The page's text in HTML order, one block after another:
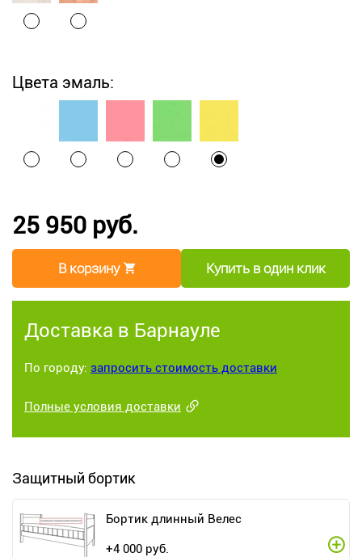
Цвета эмаль:
25 950 руб.
В корзину Купить в один клик
Доставка в Барнауле
По городу: запросить стоимость доставки
Полные условия доставки
Защитный бортик
Бортик длинный Велес
+4 000 руб.